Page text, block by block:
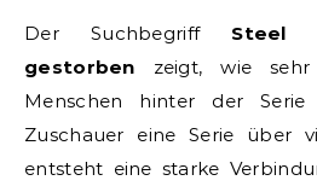
Der Suchbegriff Steel
gestorben zeigt, wie
Menschen hinter der Serie
Zuschauer eine Serie über
entsteht eine starke